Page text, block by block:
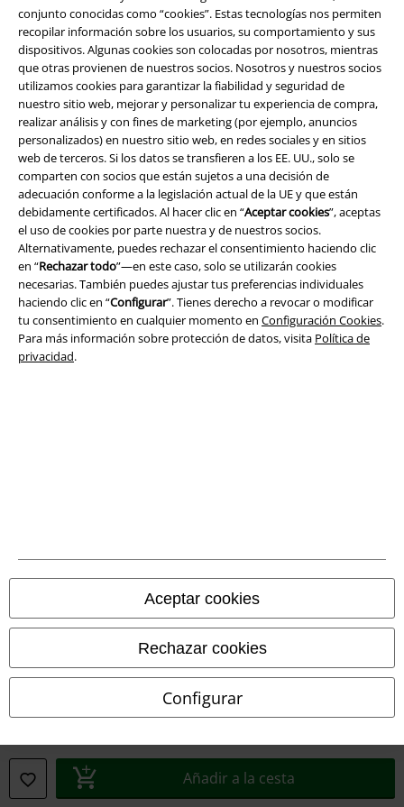
conjunto conocidas como “cookies”. Estas tecnologías nos permiten
recopilar información sobre los usuarios, su comportamiento y sus
dispositivos. Algunas cookies son colocadas por nosotros, mientras
que otras provienen de nuestros socios. Nosotros y nuestros socios
utilizamos cookies para garantizar la fiabilidad y seguridad de
nuestro sitio web, mejorar y personalizar tu experiencia de compra,
realizar análisis y con fines de marketing (por ejemplo, anuncios
personalizados) en nuestro sitio web, en redes sociales y en sitios
web de terceros. Si los datos se transfieren a los EE. UU., solo se
comparten con socios que están sujetos a una decisión de
adecuación conforme a la legislación actual de la UE y que están
debidamente certificados. Al hacer clic en “Aceptar cookies”, aceptas
el uso de cookies por parte nuestra y de nuestros socios.
Alternativamente, puedes rechazar el consentimiento haciendo clic
en “Rechazar todo”—en este caso, solo se utilizarán cookies
necesarias. También puedes ajustar tus preferencias individuales
haciendo clic en “Configurar”. Tienes derecho a revocar o modificar
tu consentimiento en cualquier momento en Configuración Cookies.
Para más información sobre protección de datos, visita Política de
privacidad.
Aceptar cookies
Rechazar cookies
Configurar
Añadir a la cesta
Legal
Términos y Condiciones
Aviso Legal
Ley protección de datos
Todos los precios incluyen el IVA pero no losgastos de transporte
© 1986-2026 E.M.P. Merchandising HGmbH
Tiendas EMP online
EMP France
EMP Deutschland